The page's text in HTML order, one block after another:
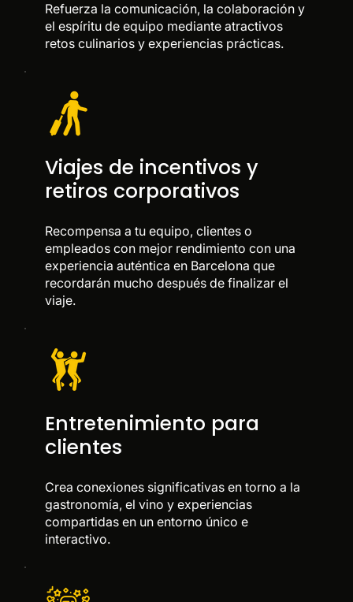
Refuerza la comunicación, la colaboración y
el espíritu de equipo mediante atractivos
retos culinarios y experiencias prácticas.
Viajes de incentivos y
retiros corporativos
Recompensa a tu equipo, clientes o
empleados con mejor rendimiento con una
experiencia auténtica en Barcelona que
recordarán mucho después de finalizar el
viaje.
Entretenimiento para
clientes
Crea conexiones significativas en torno a la
gastronomía, el vino y experiencias
compartidas en un entorno único e
interactivo.